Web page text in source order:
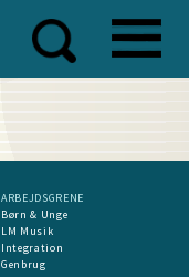
ARBEJDSGRENE
Børn & Unge
LM Musik
Integration
Genbrug